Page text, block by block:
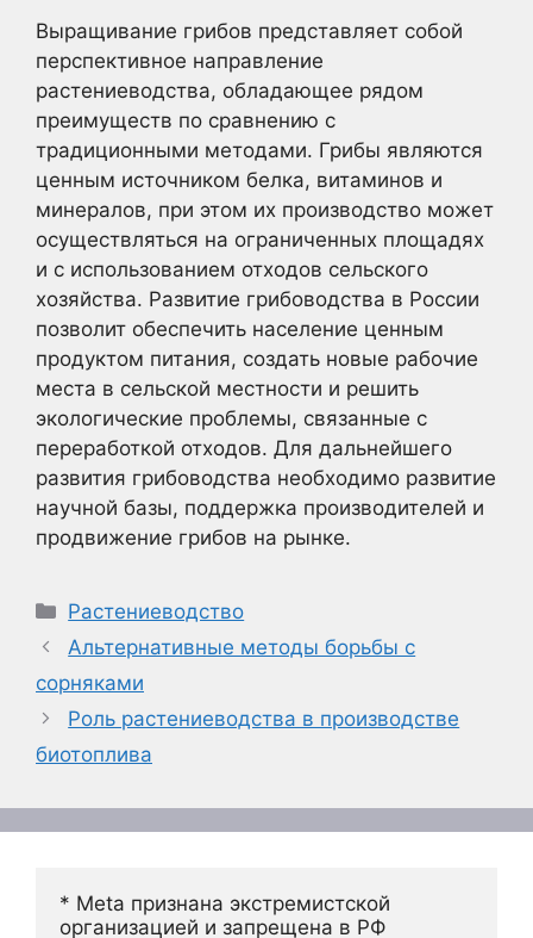
Выращивание грибов представляет собой
перспективное направление
растениеводства, обладающее рядом
преимуществ по сравнению с
традиционными методами. Грибы являются
ценным источником белка, витаминов и
минералов, при этом их производство может
осуществляться на ограниченных площадях
и с использованием отходов сельского
хозяйства. Развитие грибоводства в России
позволит обеспечить население ценным
продуктом питания, создать новые рабочие
места в сельской местности и решить
экологические проблемы, связанные с
переработкой отходов. Для дальнейшего
развития грибоводства необходимо развитие
научной базы, поддержка производителей и
продвижение грибов на рынке.
Рубрики
Растениеводство
Альтернативные методы борьбы с
сорняками
Роль растениеводства в производстве
биотоплива
* Meta признана экстремистской
организацией и запрещена в РФ